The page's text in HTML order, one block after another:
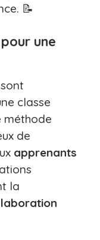
📝
une
sont
classe
méthode
de
apprenants
la